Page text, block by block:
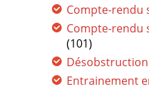
Compte-rendu
Compte-rendu
(101)
Désobstruction
Entrainement